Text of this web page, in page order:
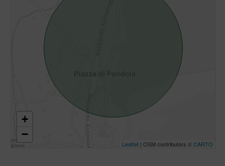
+
−
Leaflet| OSM contributors ©CARTO